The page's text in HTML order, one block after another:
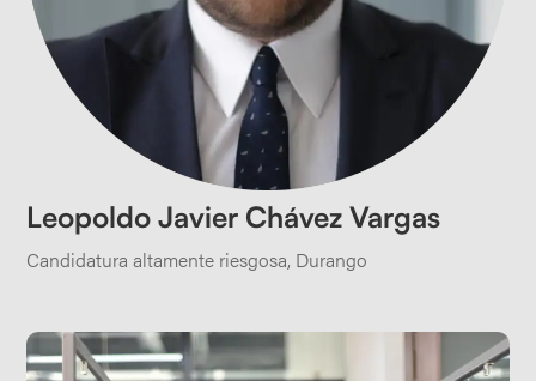
Leopoldo Javier Chávez Vargas
Candidatura altamente riesgosa, Durango